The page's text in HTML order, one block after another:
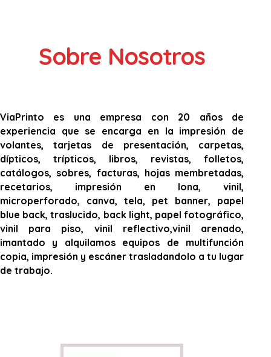
Sobre Nosotros
ViaPrinto es una empresa con 20 años de
experiencia que se encarga en la impresión de
volantes, tarjetas de presentación, carpetas,
dípticos, trípticos, libros, revistas, folletos,
catálogos, sobres, facturas, hojas membretadas,
recetarios, impresión en lona, vinil,
microperforado, canva, tela, pet banner, papel
blue back, traslucido, back light, papel fotográfico,
vinil para piso, vinil reflectivo,vinil arenado,
imantado y alquilamos equipos de multifunción
copia, impresión y escáner trasladandolo a tu lugar
de trabajo.